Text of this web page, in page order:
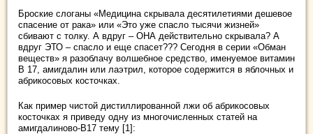
Броские слоганы «Медицина скрывала десятилетиями дешевое
спасение от рака» или «Это уже спасло тысячи жизней»
сбивают с толку. А вдруг – ОНА действительно скрывала? А
вдруг ЭТО – спасло и еще спасет??? Сегодня в серии «Обман
веществ» я разоблачу волшебное средство, именуемое витамин
В 17, амигдалин или лаэтрил, которое содержится в яблочных и
абрикосовых косточках.
Как пример чистой дистиллированной лжи об абрикосовых
косточках я приведу одну из многочисленных статей на
амигдалиново-В17 тему [1]: